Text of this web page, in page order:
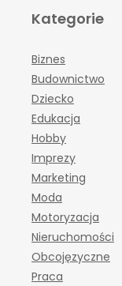
Kategorie
Biznes
Budownictwo
Dziecko
Edukacja
Hobby
Imprezy
Marketing
Moda
Motoryzacja
Nieruchomości
Obcojęzyczne
Praca